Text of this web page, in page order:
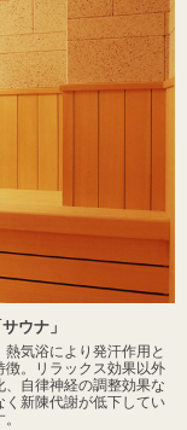
ウナ」
熱気浴により発汗作用と
徴。リラックス効果以外
自律神経の調整効果な
く新陳代謝が低下してい